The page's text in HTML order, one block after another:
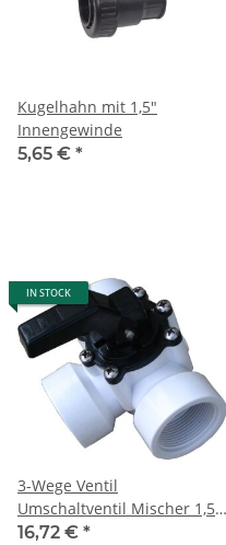
Kugelhahn mit 1,5"
Innengewinde
5,65 € *
IN STOCK
3-Wege Ventil
Umschaltventil Mischer 1,5
Zoll
16,72 € *